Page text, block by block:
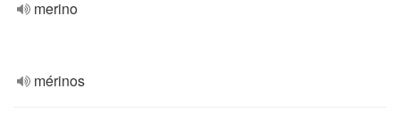
merino
mérinos